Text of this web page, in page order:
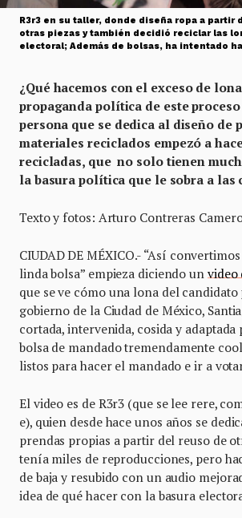
R3r3 en su taller, donde diseña ropa a partir
otras piezas y también decidió reciclar las
electoral; Además de bolsas, ha intentado
¿Qué hacemos con el exceso de
propaganda política de este
persona que se dedica al diseño de
materiales reciclados empezó a
recicladas, que no solo tienen
la basura política que le sobra a las
Texto y fotos: Arturo Contreras
CIUDAD DE MÉXICO.- “Así
linda bolsa” empieza diciendo un video
que se ve cómo una lona del candidato
gobierno de la Ciudad de México,
cortada, intervenida, cosida y adaptada
bolsa de mandado tremendamente
listos para hacer el mandado e ir a
El video es de R3r3 (que se lee rere,
e), quien desde hace unos años se
prendas propias a partir del reuso de
tenía miles de reproducciones, pero
de baja y resubido con un audio
idea de qué hacer con la basura